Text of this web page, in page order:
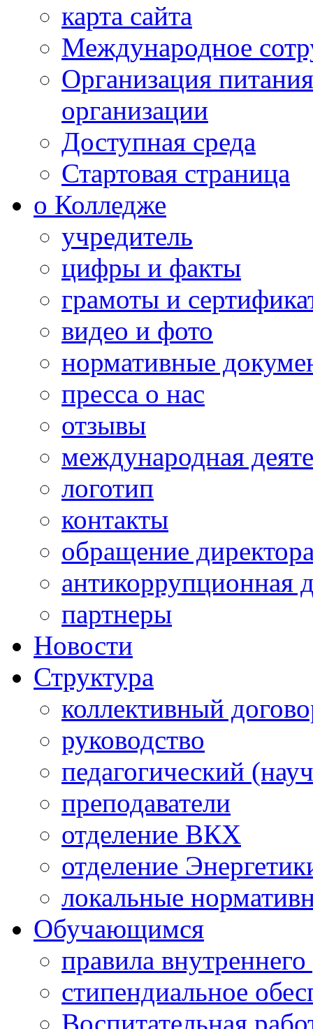
карта сайта
Международное
Организация
организации
Доступная среда
Стартовая страница
о Колледже
учредитель
цифры и факты
грамоты и
видео и фото
нормативные
пресса о нас
отзывы
международная
логотип
контакты
обращение
антикоррупционная
партнеры
Новости
Структура
коллективный
руководство
педагогический
преподаватели
отделение ВКХ
отделение
локальные
Обучающимся
правила
стипендиальное